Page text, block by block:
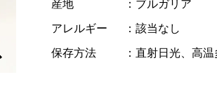
産地 ：ブルガリア
アレルギー ：該当なし
保存方法 ：直射日光、高